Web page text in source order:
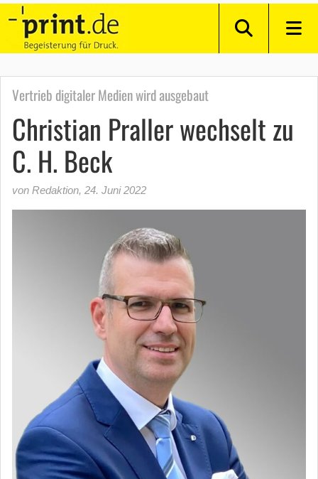
Vertrieb digitaler Medien wird ausgebaut
Christian Praller wechselt zu
C. H. Beck
von Redaktion, 24. Juni 2022